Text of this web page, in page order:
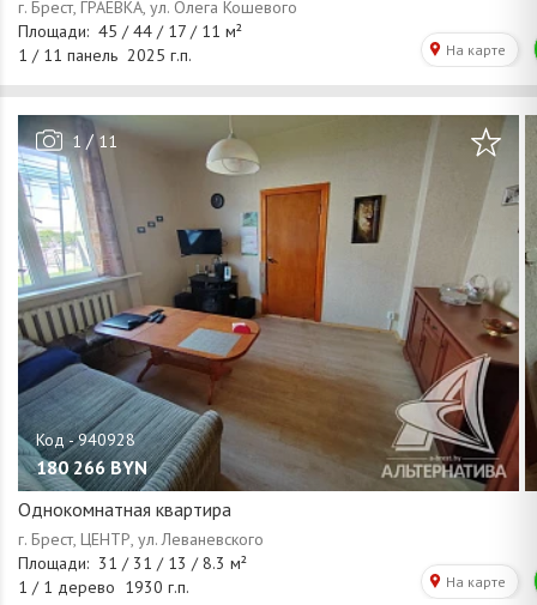
1/11
180 266 BYN
Однокомнатная квартира